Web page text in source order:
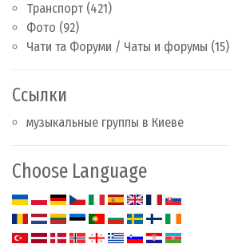
Транспорт (421)
Фото (92)
Чати та Форуми / Чаты и форумы (15)
Ссылки
музыкальные группы в Киеве
Choose Language